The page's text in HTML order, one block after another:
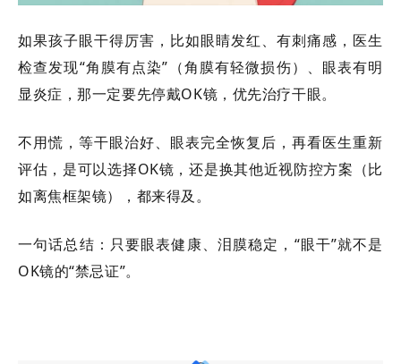
如果孩子眼干得厉害，比如眼睛发红、有刺痛感，医生
检查发现“角膜有点染”（角膜有轻微损伤）、眼表有明
显炎症，那一定要先停戴OK镜，优先治疗干眼。
不用慌，等干眼治好、眼表完全恢复后，再看医生重新
评估，是可以选择OK镜，还是换其他近视防控方案（比
如离焦框架镜），都来得及。
一句话总结：只要眼表健康、泪膜稳定， “眼干”就不是
OK镜的“禁忌证”。